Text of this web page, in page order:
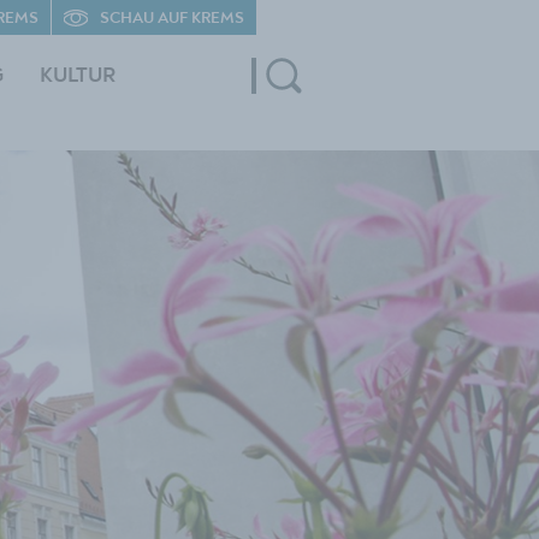
KULTUR
SCHAU AUF KREMS